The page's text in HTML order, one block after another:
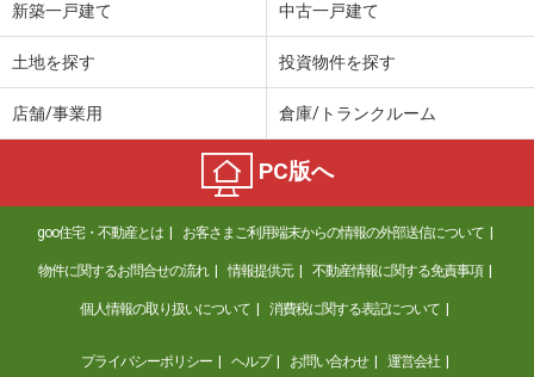
新築一戸建て 中古一戸建て
土地を探す 投資物件を探す
店舗/事業用 倉庫/トランクルーム
PC版へ
goo住宅・不動産とは お客さまご利用端末からの情報の外部送信について
物件に関するお問合せの流れ 情報提供元 不動産情報に関する免責事項
個人情報の取り扱いについて 消費税に関する表記について
プライバシーポリシー ヘルプ お問い合わせ 運営会社